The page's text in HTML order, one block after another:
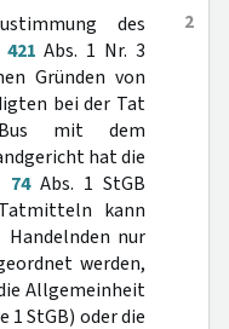
2
des
421 Abs. 1 Nr. 3
Gründen von
bei der Tat
Bus mit dem
hat die
74Abs. 1 StGB
kann
nur
werden,
Allgemeinheit
1 StGB) oder die